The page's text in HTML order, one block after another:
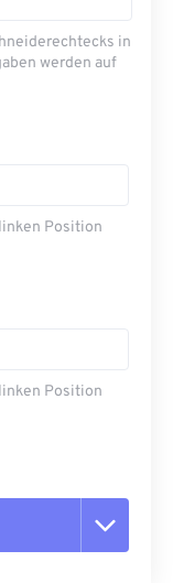
​​in
werden auf
Position
Position